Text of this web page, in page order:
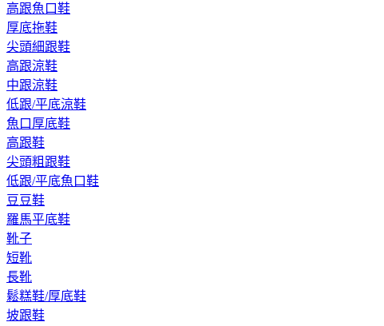
高跟魚口鞋
厚底拖鞋
尖頭細跟鞋
高跟涼鞋
中跟涼鞋
低跟/平底涼鞋
魚口厚底鞋
高跟鞋
尖頭粗跟鞋
低跟/平底魚口鞋
豆豆鞋
羅馬平底鞋
靴子
短靴
長靴
鬆糕鞋/厚底鞋
坡跟鞋